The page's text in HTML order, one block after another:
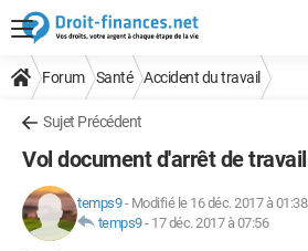
Forum Santé Accident du travail
Sujet Précédent
Vol document d'arrêt de travail
temps9- Modifié le 16 déc. 2017 à 01:38
temps9- 17 déc. 2017 à 07:56